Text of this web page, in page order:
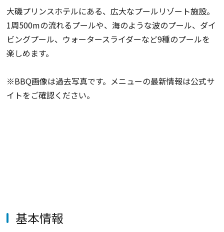
大磯プリンスホテルにある、広大なプールリゾート施設。
1周500mの流れるプールや、海のような波のプール、ダイ
ビングプール、ウォータースライダーなど9種のプールを
楽しめます。
※BBQ画像は過去写真です。メニューの最新情報は公式サ
イトをご確認ください。
基本情報